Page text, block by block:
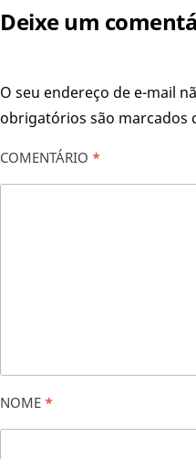
Deixe um
O seu endereço de e-mail
obrigatórios são marcados
COMENTÁRIO *
NOME *